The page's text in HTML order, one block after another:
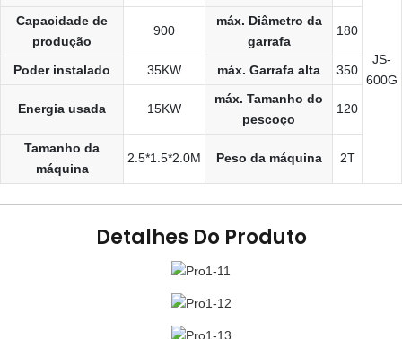
JS-
600G
Capacidade de
produção
900
máx. Diâmetro da
garrafa
180
Poder instalado 35KW máx. Garrafa alta 350
Energia usada 15KW
máx. Tamanho do
pescoço
120
Tamanho da
máquina
2.5*1.5*2.0M Peso da máquina 2T
Detalhes Do Produto